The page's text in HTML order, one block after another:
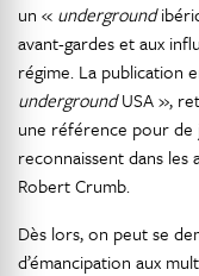
un « underground
avant-gardes et aux
régime. La publication
undergroundUSA »,
une référence pour de
reconnaissent dans les
Robert Crumb.
Dès lors, on peut se
d’émancipation aux